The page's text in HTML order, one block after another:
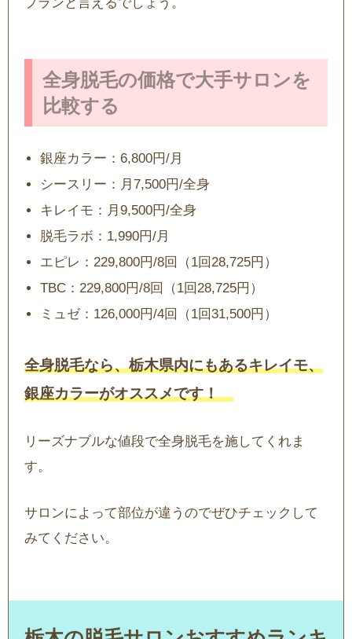
全身脱毛の価格で大手サロンを
比較する
銀座カラー：6,800円/月
シースリー：月7,500円/全身
キレイモ：月9,500円/全身
脱毛ラボ：1,990円/月
エピレ：229,800円/8回（1回28,725円）
TBC：229,800円/8回（1回28,725円）
ミュゼ：126,000円/4回（1回31,500円）
全身脱毛なら、栃木県内にもあるキレイモ、
銀座カラーがオススメです！
リーズナブルな値段で全身脱毛を施してくれま
す。
サロンによって部位が違うのでぜひチェックして
みてください。